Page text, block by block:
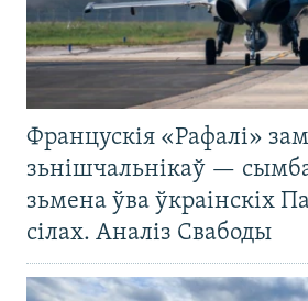
Францускія «Рафалі»
зьнішчальнікаў —
зьмена ўва ўкраінскіх
сілах. Аналіз Свабоды